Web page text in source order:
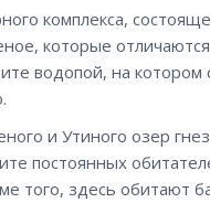
комплекса,
которые
водопой, на
и Утиного озер
постоянных
того, здесь обитают